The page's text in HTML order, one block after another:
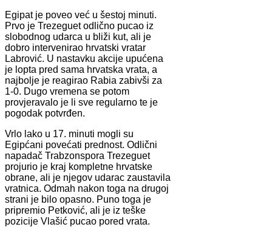
Egipat je poveo već u šestoj minuti.
Prvo je Trezeguet odlično pucao iz
slobodnog udarca u bliži kut, ali je
dobro intervenirao hrvatski vratar
Labrović. U nastavku akcije upućena
je lopta pred sama hrvatska vrata, a
najbolje je reagirao Rabia zabivši za
1-0. Dugo vremena se potom
provjeravalo je li sve regularno te je
pogodak potvrđen.
Vrlo lako u 17. minuti mogli su
Egipćani povećati prednost. Odlični
napadač Trabzonspora Trezeguet
projurio je kraj kompletne hrvatske
obrane, ali je njegov udarac zaustavila
vratnica. Odmah nakon toga na drugoj
strani je bilo opasno. Puno toga je
pripremio Petković, ali je iz teške
pozicije Vlašić pucao pored vrata.